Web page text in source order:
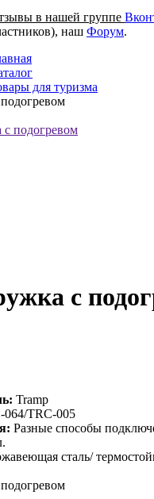
в нашей группе
наш Форум.
для туризма
с
Tramp
064/TRC-005
Разные способы
сталь/